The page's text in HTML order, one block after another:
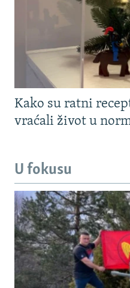
Kako su ratni
vraćali život u
U fokusu